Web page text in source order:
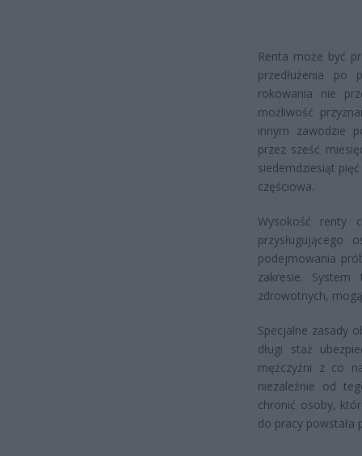
Renta może być
przedłużenia po
rokowania nie
możliwość
innym zawodzie
przez sześć
siedemdziesiąt
częściowa.
Wysokość renty
podejmowania
zakresie.
zdrowotnych,
Specjalne zasady
długi staż
mężczyźni z co
niezależnie od
chronić osoby,
do pracy powstała